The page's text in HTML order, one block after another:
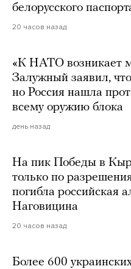
белорусского
20 часов назад
«К НАТО возникает
Залужный заявил,
но Россия нашла
всему оружию блока
день назад
На пик Победы в
только по
погибла российская
Наговицина
20 часов назад
Более 600